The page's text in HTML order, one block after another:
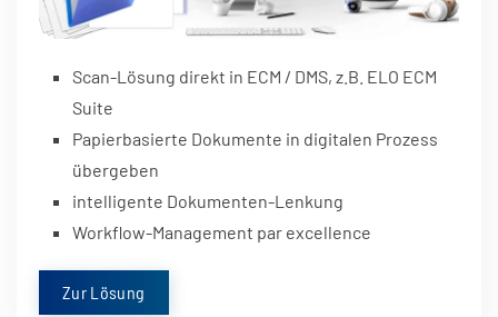
Scan-Lösung direkt in ECM / DMS, z.B. ELO ECM
Suite
Papierbasierte Dokumente in digitalen Prozess
übergeben
intelligente Dokumenten-Lenkung
Workflow-Management par excellence
Zur Lösung